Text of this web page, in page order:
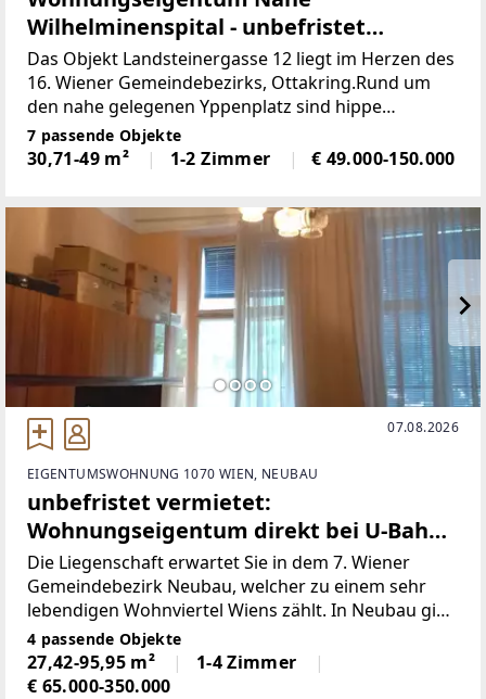
Wilhelminenspital - unbefristet
vermietete
Das Objekt Landsteinergasse 12 liegt im Herzen des
16. Wiener Gemeindebezirks, Ottakring.Rund um
den nahe gelegenen Yppenplatz sind hippe
Restaurants mit Außenbereichen zu finden. Am
westlichen Rand von Ottakring lockt der
Wienerwald mit Wanderwegen
7 passende Objekte
30,71-49 m² 1-2 Zimmer € 49.000-150.000
07.08.2026
EIGENTUMSWOHNUNG 1070 WIEN, NEUBAU
unbefristet vermietet:
Wohnungseigentum direkt bei U-Bahn
Station Burggasse
Die Liegenschaft erwartet Sie in dem 7. Wiener
Gemeindebezirk Neubau, welcher zu einem sehr
lebendigen Wohnviertel Wiens zählt. In Neubau gibt
es mehrere Galerien, hippe Restaurants und
Geschäfte lokaler Designer. Zu den kulturellen
Attraktionen im MuseumsQuartier
4 passende Objekte
27,42-95,95 m²
1-4 Zimmer
€ 65.000-350.000